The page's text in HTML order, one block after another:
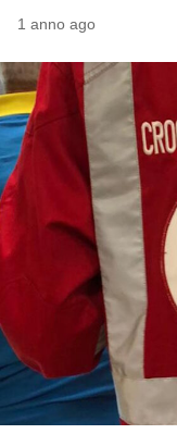
1 anno ago